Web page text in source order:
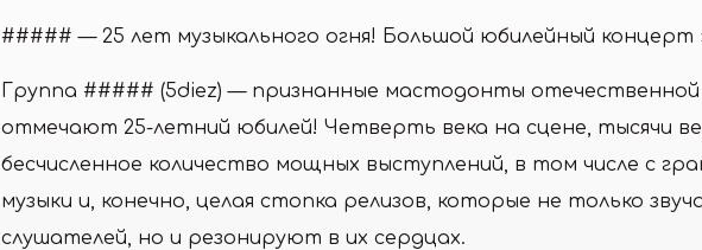
##### — 25 лет музыкального огня! Большой юбилейный
Группа ##### (5diez) — признанные мастодонты
отмечают 25-летний юбилей! Четверть века на сцене, тысячи
бесчисленное количество мощных выступлений, в том числе с
музыки и, конечно, целая стопка релизов, которые не только
слушателей, но и резонируют в их сердцах.